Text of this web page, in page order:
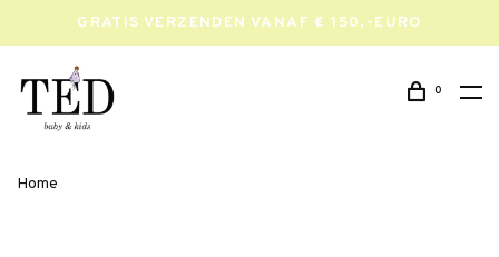
GRATIS VERZENDEN VANAF € 150,-EURO
0
Home